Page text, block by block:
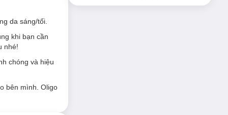
được cấp nước
màng chắn
da sáng/tối.
khi bạn cần
nhé!
chóng và hiệu
bên mình. Oligo